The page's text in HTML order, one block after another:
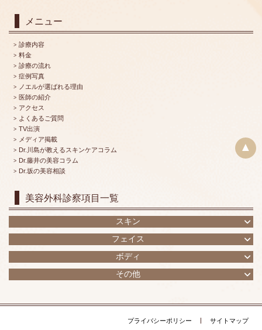
メニュー
診療内容
料金
診療の流れ
症例写真
ノエルが選ばれる理由
医師の紹介
アクセス
よくあるご質問
TV出演
メディア掲載
Dr.川島が教えるスキンケアコラム
Dr.藤井の美容コラム
Dr.坂の美容相談
美容外科診察項目一覧
スキン
フェイス
ボディ
その他
プライバシーポリシー サイトマップ
▲